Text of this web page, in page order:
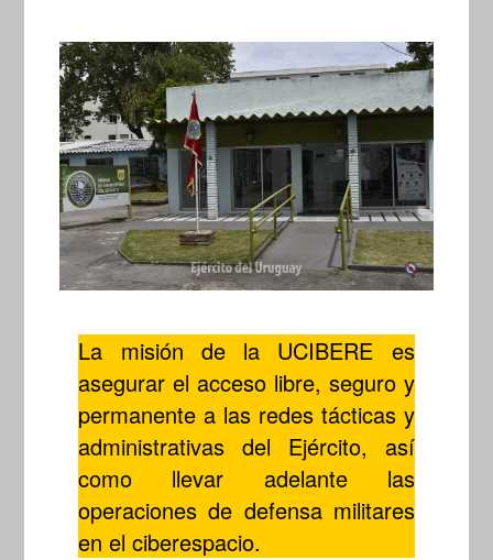
La misión de la UCIBERE es
asegurar el acceso libre, seguro y
permanente a las redes tácticas y
administrativas del Ejército, así
como llevar adelante las
operaciones de defensa militares
en el ciberespacio.